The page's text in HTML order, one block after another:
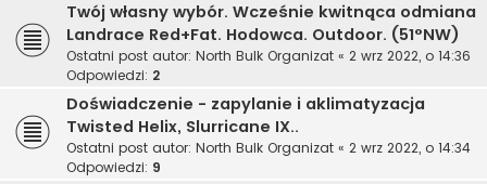
Twój własny wybór. Wcześnie kwitnąca odmiana
Landrace Red+Fat. Hodowca. Outdoor. (51°NW)
Ostatni post autor: North Bulk Organizat « 2 wrz 2022, o 14:36
Odpowiedzi: 2
Doświadczenie - zapylanie i aklimatyzacja
Twisted Helix, Slurricane IX..
Ostatni post autor: North Bulk Organizat « 2 wrz 2022, o 14:34
Odpowiedzi: 9